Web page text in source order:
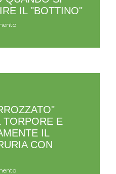
IL "BOTTINO"
TORPORE E
IL
CON